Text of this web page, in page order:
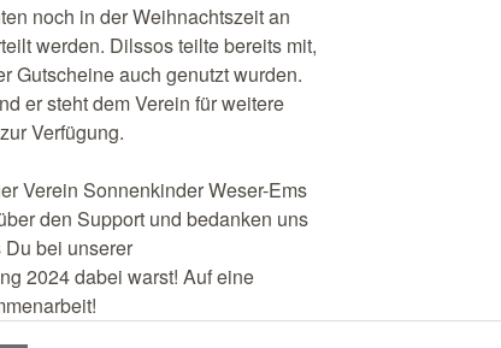
noch in der Weihnachtszeit an
werden. Dilssos teilte bereits mit,
Gutscheine auch genutzt wurden.
er steht dem Verein für weitere
Verfügung.
Verein Sonnenkinder Weser-Ems
den Support und bedanken uns
bei unserer
2024 dabei warst! Auf eine